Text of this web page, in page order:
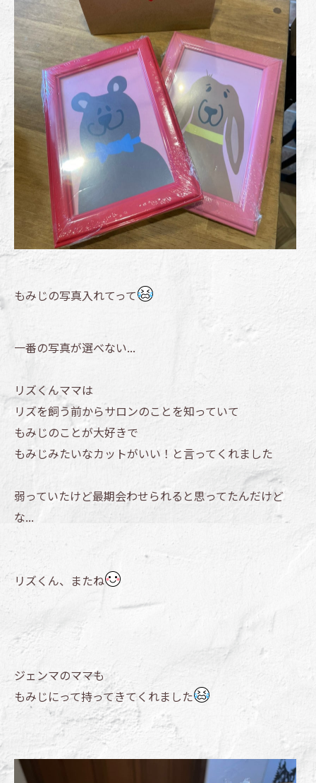
もみじの写真入れてって
一番の写真が選べない...
リズくんママは
リズを飼う前からサロンのことを知っていて
もみじのことが大好きで
もみじみたいなカットがいい！と言ってくれました
弱っていたけど最期会わせられると思ってたんだけど
な...
リズくん、またね
ジェンマのママも
もみじにって持ってきてくれました